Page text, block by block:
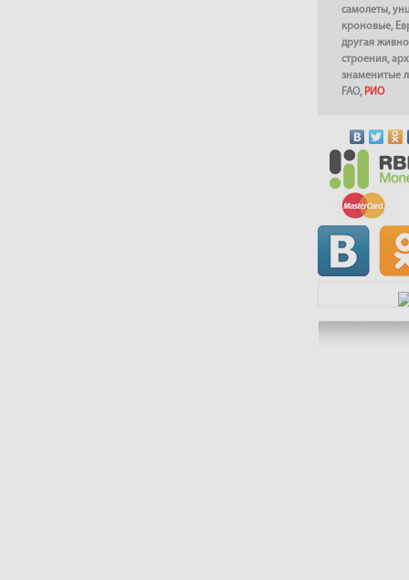
самолеты,
кроновые,
другая
строения,
знаменитые
FAO, РИО